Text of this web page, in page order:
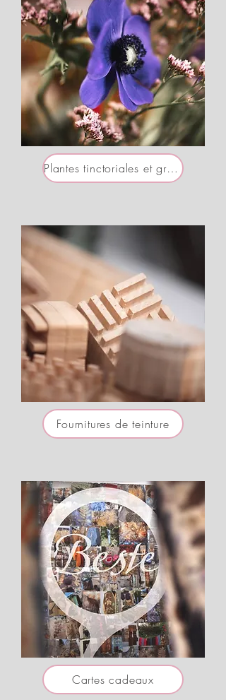
Plantes tinctoriales et graines
Fournitures de teinture
Cartes cadeaux